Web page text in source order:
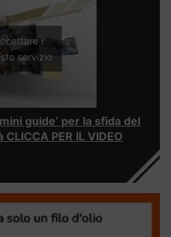
i
servizio
guide’ per la sfida del
PER IL VIDEO